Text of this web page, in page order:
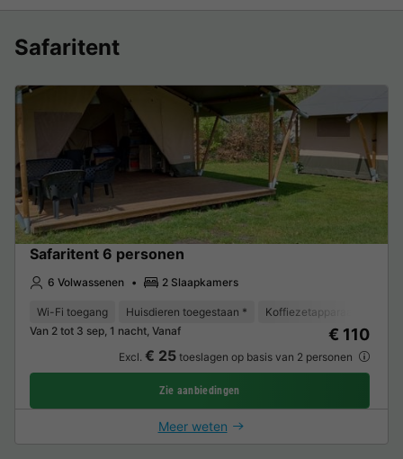
Safaritent
Safaritent 6 personen
6 Volwassenen 2 Slaapkamers
Wi-Fi toegang Huisdieren toegestaan * Koffiezetapparaat
Van 2 tot 3 sep, 1 nacht, Vanaf
€ 110
Excl. € 25toeslagen op basis van 2 personen
Zie aanbiedingen
Meer weten